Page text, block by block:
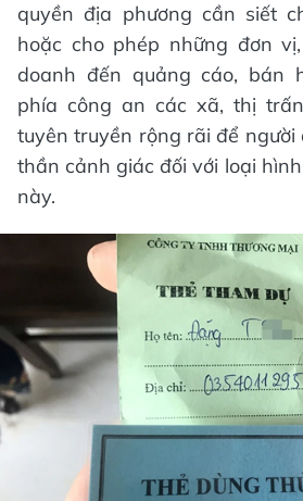
quyền địa phương cần siết
hoặc cho phép những đơn
doanh đến quảng cáo, bán
phía công an các xã, thị
tuyên truyền rộng rãi để
thần cảnh giác đối với loại
này.